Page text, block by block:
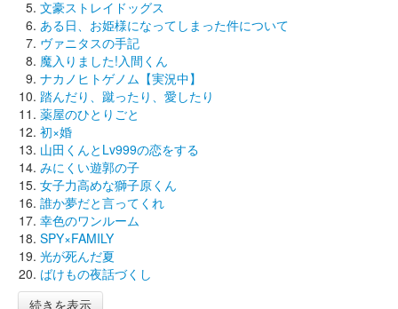
文豪ストレイドッグス
ある日、お姫様になってしまった件について
ヴァニタスの手記
魔入りました!入間くん
ナカノヒトゲノム【実況中】
踏んだり、蹴ったり、愛したり
薬屋のひとりごと
初×婚
山田くんとLv999の恋をする
みにくい遊郭の子
女子力高めな獅子原くん
誰か夢だと言ってくれ
幸色のワンルーム
SPY×FAMILY
光が死んだ夏
ばけもの夜話づくし
続きを表示